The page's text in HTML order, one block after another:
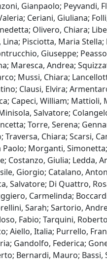
Gianpaolo; Peyvandi,
Ceriani, Giuliana;
Olivero, Chiara;
Pisciotta, Maria
Giuseppe;
Maresca, Andrea;
Mussi, Chiara;
Clausi, Elvira;
Capeci, William;
Salvatore;
Torre, Serena;
Chiara; Scarsi,
Morganti,
Costanzo, Giulia; Ledda,
Giorgio; Catalano,
Di Quattro,
Carmelinda;
Sarah; Sartorio,
Fabio; Tarquini,
Aiello, Italia; Purrello,
Gandolfo, Federica;
Bernardi, Mauro;